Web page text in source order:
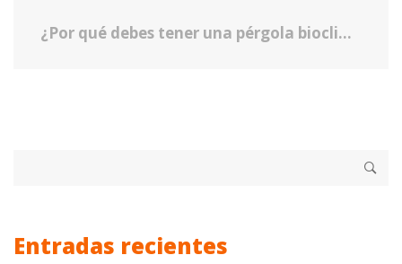
¿Por qué debes tener una pérgola bioclimática en tu hogar?
Entradas recientes